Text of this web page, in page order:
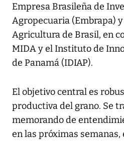
Empresa Brasileña de
Agropecuaria (Embrapa)
Agricultura de Brasil, en
MIDA y el Instituto de
de Panamá (IDIAP).
El objetivo central es
productiva del grano. Se
memorando de
en las próximas semanas,